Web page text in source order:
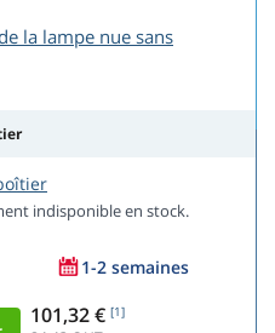
la lampe nue sans
indisponible en stock.
1-2 semaines
101,32 € [1]